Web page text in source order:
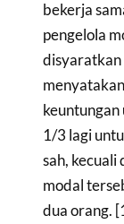
bekerja
pengelola
disyaratkan
1/3 lagi
sah,
modal
dua orang.